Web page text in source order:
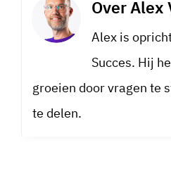
OverAlex
Alex is
Succes. Hij
groeien door vragen te
te delen.